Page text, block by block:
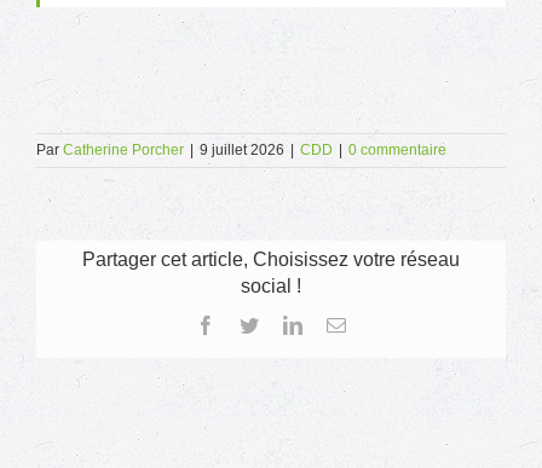
Par Catherine Porcher | 9 juillet 2026 | CDD | 0 commentaire
Partager cet article, Choisissez votre réseau
social !
Facebook
TwitterLinkedInEmail